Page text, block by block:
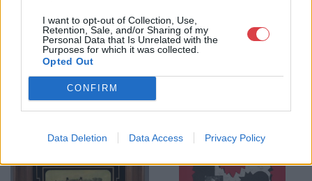
I want to opt-out of Collection, Use,
Retention, Sale, and/or Sharing of my
Personal Data that Is Unrelated with the
Purposes for which it was collected.
Opted Out
CONFIRM
Data Deletion Data Access Privacy Policy
KAPCSOLÓDÓ MŰTÁRGYAK